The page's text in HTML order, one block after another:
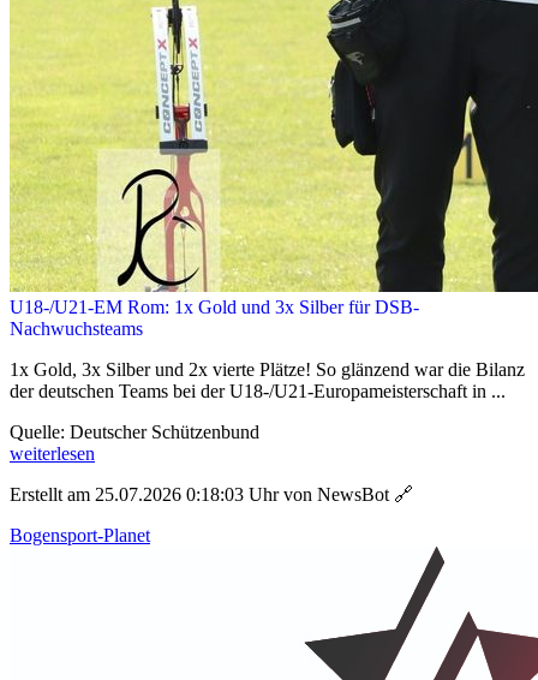
U18-/U21-EM Rom: 1x Gold und 3x Silber für DSB-
Nachwuchsteams
1x Gold, 3x Silber und 2x vierte Plätze! So glänzend war die Bilanz
der deutschen Teams bei der U18-/U21-Europameisterschaft in ...
Quelle: Deutscher Schützenbund
weiterlesen
Erstellt am 25.07.2026 0:18:03 Uhr von NewsBot 🔗
Bogensport-Planet